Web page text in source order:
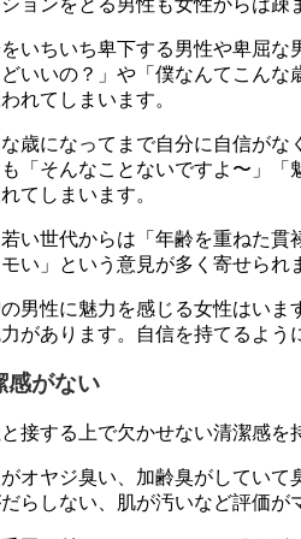
いちいち卑下する男性や卑屈
いいの？」や「僕なんてこん
れてしまいます。
歳になってまで自分に自信が
「そんなことないですよ〜」
てしまいます。
い世代からは「年齢を重ねた
い」という意見が多く寄せられ
男性に魅力を感じる女性はい
があります。自信を持てるよう
感がない
接する上で欠かせない清潔感
オヤジ臭い、加齢臭がしてい
らしない、肌が汚いなど評価